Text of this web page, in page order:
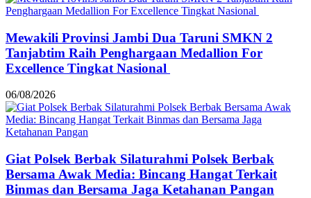
Mewakili Provinsi Jambi Dua Taruni SMKN 2
Tanjabtim Raih Penghargaan Medallion For
Excellence Tingkat Nasional
06/08/2026
Giat Polsek Berbak Silaturahmi Polsek Berbak
Bersama Awak Media: Bincang Hangat Terkait
Binmas dan Bersama Jaga Ketahanan Pangan